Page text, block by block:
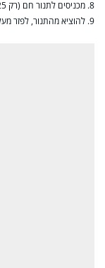
8. מכניסים לתנור חם (רק 25 דק'… סבלנות!) הופכים בעדינות במהלך הזמן.
9. להוציא מהתנור, לפזר מעל פרמזן מגוררת ולחכות שהיא תימס בעדינות נמס בפה.